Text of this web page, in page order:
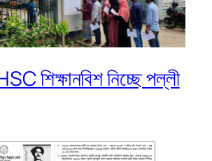
শিক্ষানবিশ নিচ্ছে পল্লী